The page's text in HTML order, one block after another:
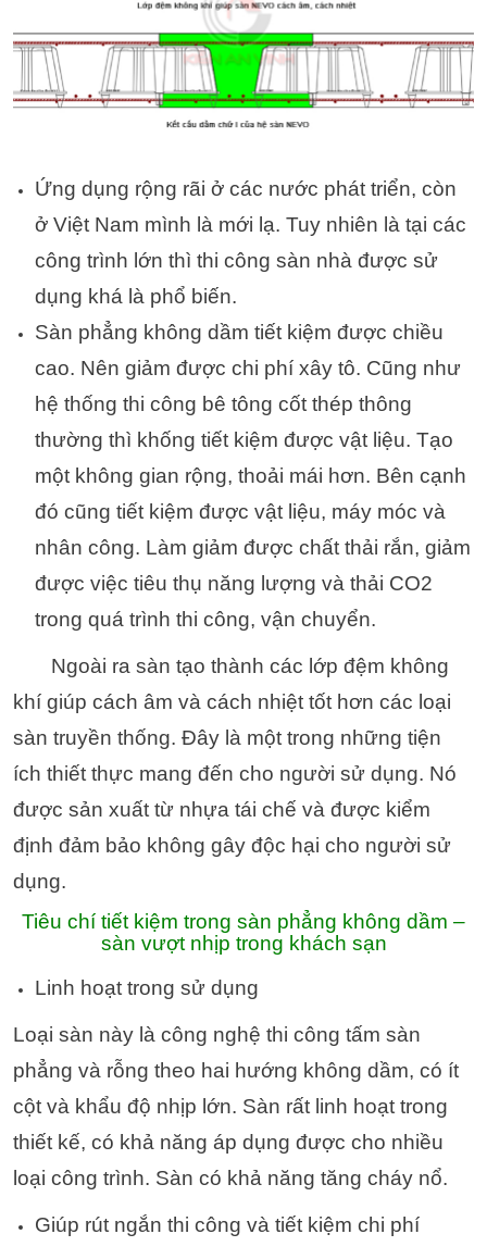
Ứng dụng rộng rãi ở các nước phát triển, còn
ở Việt Nam mình là mới lạ. Tuy nhiên là tại các
công trình lớn thì thi công sàn nhà được sử
dụng khá là phổ biến.
Sàn phẳng không dầm tiết kiệm được chiều
cao. Nên giảm được chi phí xây tô. Cũng như
hệ thống thi công bê tông cốt thép thông
thường thì khống tiết kiệm được vật liệu. Tạo
một không gian rộng, thoải mái hơn. Bên cạnh
đó cũng tiết kiệm được vật liệu, máy móc và
nhân công. Làm giảm được chất thải rắn, giảm
được việc tiêu thụ năng lượng và thải CO2
trong quá trình thi công, vận chuyển.
Ngoài ra sàn tạo thành các lớp đệm không
khí giúp cách âm và cách nhiệt tốt hơn các loại
sàn truyền thống. Đây là một trong những tiện
ích thiết thực mang đến cho người sử dụng. Nó
được sản xuất từ nhựa tái chế và được kiểm
định đảm bảo không gây độc hại cho người sử
dụng.
Tiêu chí tiết kiệm trong sàn phẳng không dầm –
sàn vượt nhịp trong khách sạn
Linh hoạt trong sử dụng
Loại sàn này là công nghệ thi công tấm sàn
phẳng và rỗng theo hai hướng không dầm, có ít
cột và khẩu độ nhịp lớn. Sàn rất linh hoạt trong
thiết kế, có khả năng áp dụng được cho nhiều
loại công trình. Sàn có khả năng tăng cháy nổ.
Giúp rút ngắn thi công và tiết kiệm chi phí